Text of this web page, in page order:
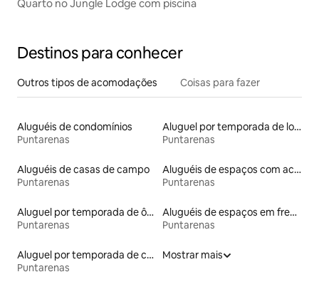
Quarto no Jungle Lodge com piscina
Destinos para conhecer
Outros tipos de acomodações Coisas para fazer
Aluguéis de condomínios
Puntarenas
Aluguel por temporada de lofts
Puntarenas
Aluguéis de casas de campo
Puntarenas
Aluguéis de espaços com acesso direto a pistas de esqui
Puntarenas
Aluguel por temporada de ônibus
Puntarenas
Aluguéis de espaços em frente à praia
Puntarenas
Aluguel por temporada de casas na árvore
Puntarenas
Mostrar mais